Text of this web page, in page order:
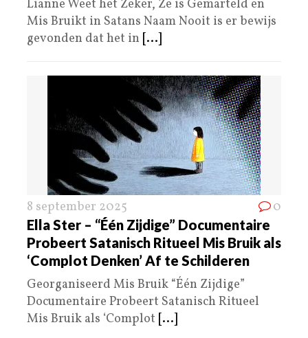
Lianne Weet het Zeker, Ze is Gemarteld en
Mis Bruikt in Satans Naam Nooit is er bewijs
gevonden dat het in [...]
8 september 2025 0
Ella Ster – “Één Zijdige” Documentaire
Probeert Satanisch Ritueel Mis Bruik als
‘Complot Denken’ Af te Schilderen
Georganiseerd Mis Bruik “Één Zijdige”
Documentaire Probeert Satanisch Ritueel
Mis Bruik als ‘Complot [...]